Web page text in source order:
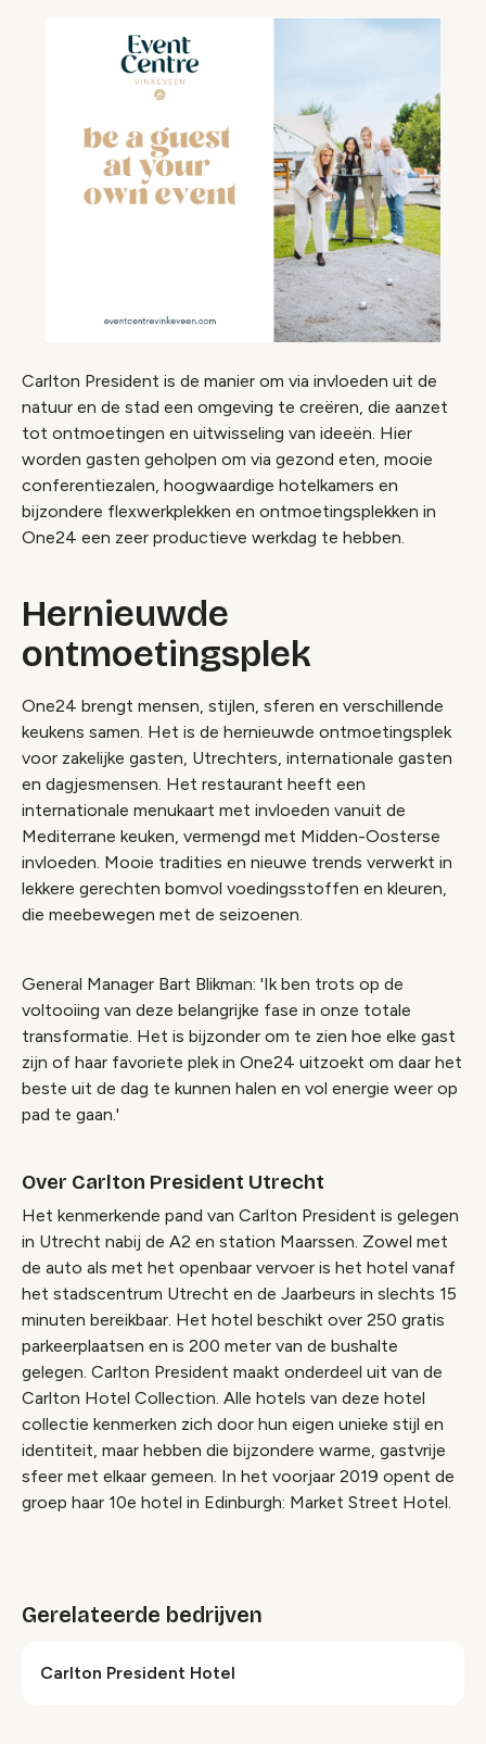
Carlton President is de manier om via invloeden uit de
natuur en de stad een omgeving te creëren, die aanzet
tot ontmoetingen en uitwisseling van ideeën. Hier
worden gasten geholpen om via gezond eten, mooie
conferentiezalen, hoogwaardige hotelkamers en
bijzondere flexwerkplekken en ontmoetingsplekken in
One24 een zeer productieve werkdag te hebben.
Hernieuwde
ontmoetingsplek
One24 brengt mensen, stijlen, sferen en verschillende
keukens samen. Het is de hernieuwde ontmoetingsplek
voor zakelijke gasten, Utrechters, internationale gasten
en dagjesmensen. Het restaurant heeft een
internationale menukaart met invloeden vanuit de
Mediterrane keuken, vermengd met Midden-Oosterse
invloeden. Mooie tradities en nieuwe trends verwerkt in
lekkere gerechten bomvol voedingsstoffen en kleuren,
die meebewegen met de seizoenen.
General Manager Bart Blikman: 'Ik ben trots op de
voltooiing van deze belangrijke fase in onze totale
transformatie. Het is bijzonder om te zien hoe elke gast
zijn of haar favoriete plek in One24 uitzoekt om daar het
beste uit de dag te kunnen halen en vol energie weer op
pad te gaan.'
Over Carlton President Utrecht
Het kenmerkende pand van Carlton President is gelegen
in Utrecht nabij de A2 en station Maarssen. Zowel met
de auto als met het openbaar vervoer is het hotel vanaf
het stadscentrum Utrecht en de Jaarbeurs in slechts 15
minuten bereikbaar. Het hotel beschikt over 250 gratis
parkeerplaatsen en is 200 meter van de bushalte
gelegen. Carlton President maakt onderdeel uit van de
Carlton Hotel Collection. Alle hotels van deze hotel
collectie kenmerken zich door hun eigen unieke stijl en
identiteit, maar hebben die bijzondere warme, gastvrije
sfeer met elkaar gemeen. In het voorjaar 2019 opent de
groep haar 10e hotel in Edinburgh: Market Street Hotel.
Gerelateerde bedrijven
Carlton President Hotel